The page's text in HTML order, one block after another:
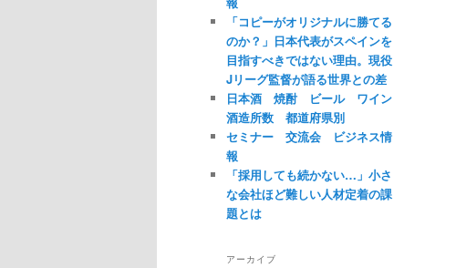
「コピーがオリジナルに勝てる
のか？」日本代表がスペインを
目指すべきではない理由。現役
Jリーグ監督が語る世界との差
日本酒 焼酎 ビール ワイン
酒造所数 都道府県別
セミナー 交流会 ビジネス情
報
「採用しても続かない…」小さ
な会社ほど難しい人材定着の課
題とは
アーカイブ